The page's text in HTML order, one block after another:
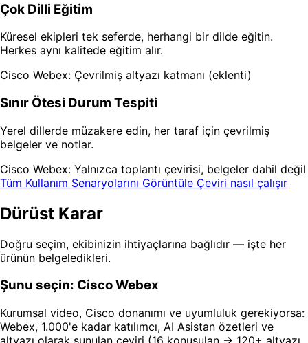
Çok Dilli Eğitim
Küresel ekipleri tek seferde, herhangi bir dilde eğitin.
Herkes aynı kalitede eğitim alır.
Cisco Webex: Çevrilmiş altyazı katmanı (eklenti)
Sınır Ötesi Durum Tespiti
Yerel dillerde müzakere edin, her taraf için çevrilmiş
belgeler ve notlar.
Cisco Webex: Yalnızca toplantı çevirisi, belgeler dahil değil
Tüm Kullanım Senaryolarını Görüntüle Çeviri nasıl çalışır
Dürüst Karar
Doğru seçim, ekibinizin ihtiyaçlarına bağlıdır — işte her
ürünün belgeledikleri.
Şunu seçin: Cisco Webex
Kurumsal video, Cisco donanımı ve uyumluluk gerekiyorsa:
Webex, 1.000'e kadar katılımcı, AI Asistan özetleri ve
altyazı olarak sunulan çeviri (16 konuşulan → 120+ altyazı